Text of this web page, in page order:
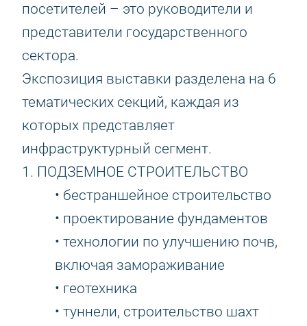
посетителей – это руководители и
представители государственного
сектора.
Экспозиция выставки разделена на 6
тематических секций, каждая из
которых представляет
инфраструктурный сегмент.
1. ПОДЗЕМНОЕ СТРОИТЕЛЬСТВО
• бестраншейное строительство
• проектирование фундаментов
• технологии по улучшению почв,
включая замораживание
• геотехника
• туннели, строительство шахт